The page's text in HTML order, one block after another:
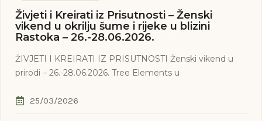
Živjeti i Kreirati iz Prisutnosti – Ženski
vikend u okrilju šume i rijeke u blizini
Rastoka – 26.-28.06.2026.
ŽIVJETI I KREIRATI IZ PRISUTNOSTI Ženski vikend u
prirodi – 26.-28.06.2026. Tree Elements u
25/03/2026